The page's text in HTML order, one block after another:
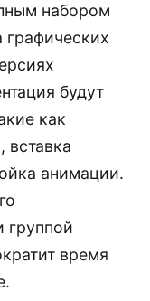
набором
графических
будут
как
вставка
анимации.
группой
время